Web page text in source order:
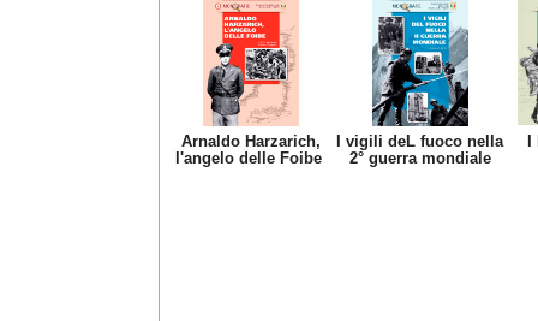
Arnaldo Harzarich,
l'angelo delle Foibe
I vigili deL fuoco nella
2° guerra mondiale
I